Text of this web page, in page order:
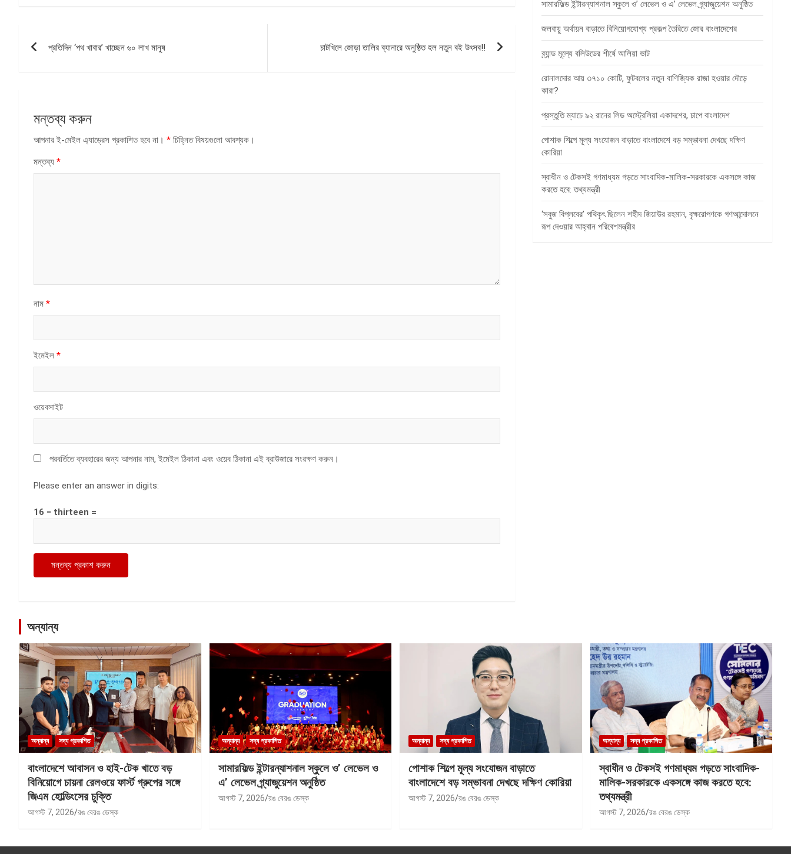
ন্যাভিগেশন
প্রতিদিন ‘পথ খাবার’ খাচ্ছেন ৬০ লাখ মানুষ চাটখিলে জোড়া তালির ব্যানারে অনুষ্ঠিত হল নতুন বই উৎসব!!
মন্তব্য করুন
আপনার ই-মেইল এ্যাড্রেস প্রকাশিত হবে না। * চিহ্নিত বিষয়গুলো আবশ্যক।
মন্তব্য *
নাম *
ইমেইল *
ওয়েবসাইট
পরবর্তিতে ব্যবহারের জন্য আপনার নাম, ইমেইল ঠিকানা এবং ওয়েব ঠিকানা এই ব্রাউজারে সংরক্ষণ করুন।
Please enter an answer in digits:
16 − thirteen =
সামারফিল্ড ইন্টারন্যাশনাল স্কুলে ও’ লেভেল ও এ’ লেভেল গ্র্যাজুয়েশন অনুষ্ঠিত
জলবায়ু অর্থায়ন বাড়াতে বিনিয়োগযোগ্য প্রকল্প তৈরিতে জোর বাংলাদেশের
ব্র্যান্ড মূল্যে বলিউডের শীর্ষে আলিয়া ভাট
রোনালদোর আয় ৩৭১০ কোটি, ফুটবলের নতুন বাণিজ্যিক রাজা হওয়ার দৌড়ে
কারা?
প্রস্তুতি ম্যাচে ৯২ রানের লিড অস্ট্রেলিয়া একাদশের, চাপে বাংলাদেশ
পোশাক শিল্পে মূল্য সংযোজন বাড়াতে বাংলাদেশে বড় সম্ভাবনা দেখছে দক্ষিণ
কোরিয়া
স্বাধীন ও টেকসই গণমাধ্যম গড়তে সাংবাদিক-মালিক-সরকারকে একসঙ্গে কাজ
করতে হবে: তথ্যমন্ত্রী
‘সবুজ বিপ্লবের’ পথিকৃৎ ছিলেন শহীদ জিয়াউর রহমান, বৃক্ষরোপণকে গণআন্দোলনে
রূপ দেওয়ার আহ্বান পরিবেশমন্ত্রীর
অন্যান্য
অন্যান্য সদ্য প্রকাশিত
বাংলাদেশে আবাসন ও হাই-টেক খাতে বড়
বিনিয়োগে চায়না রেলওয়ে ফার্স্ট গ্রুপের সঙ্গে
জিএম হোল্ডিংসের চুক্তি
আগস্ট 7, 2026 রঙ বেরঙ ডেস্ক
অন্যান্য সদ্য প্রকাশিত
সামারফিল্ড ইন্টারন্যাশনাল স্কুলে ও’ লেভেল ও
এ’ লেভেল গ্র্যাজুয়েশন অনুষ্ঠিত
আগস্ট 7, 2026 রঙ বেরঙ ডেস্ক
অন্যান্য সদ্য প্রকাশিত
পোশাক শিল্পে মূল্য সংযোজন বাড়াতে
বাংলাদেশে বড় সম্ভাবনা দেখছে দক্ষিণ কোরিয়া
আগস্ট 7, 2026 রঙ বেরঙ ডেস্ক
অন্যান্য সদ্য প্রকাশিত
স্বাধীন ও টেকসই গণমাধ্যম গড়তে সাংবাদিক-
মালিক-সরকারকে একসঙ্গে কাজ করতে হবে:
তথ্যমন্ত্রী
আগস্ট 7, 2026 রঙ বেরঙ ডেস্ক